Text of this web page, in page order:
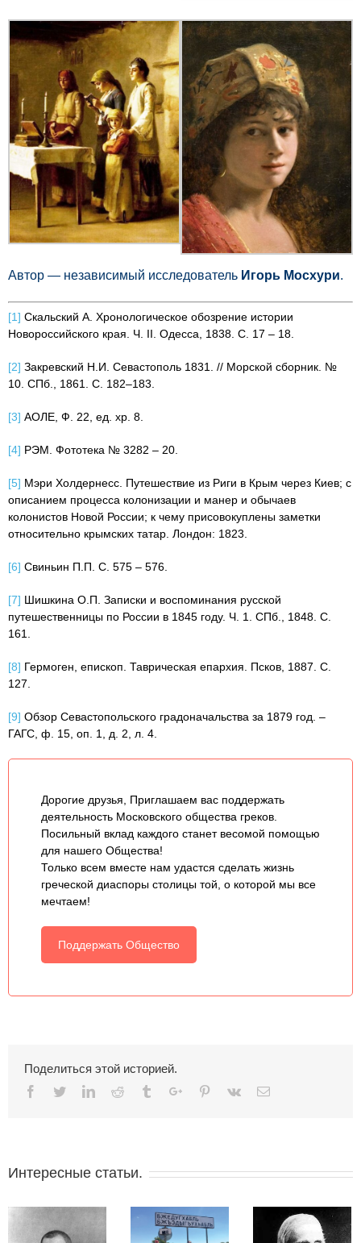
Автор — независимый исследователь Игорь Мосхури.
[1] Скальский А. Хронологическое обозрение истории
Новороссийского края. Ч. II. Одесса, 1838. С. 17 – 18.
[2] Закревский Н.И. Севастополь 1831. // Морской сборник. №
10. СПб., 1861. С. 182–183.
[3] АОЛЕ, Ф. 22, ед. хр. 8.
[4] РЭМ. Фототека № 3282 – 20.
[5] Мэри Холдернесс. Путешествие из Риги в Крым через Киев; с
описанием процесса колонизации и манер и обычаев
колонистов Новой России; к чему присовокуплены заметки
относительно крымских татар. Лондон: 1823.
[6] Свиньин П.П. С. 575 – 576.
[7] Шишкина О.П. Записки и воспоминания русской
путешественницы по России в 1845 году. Ч. 1. СПб., 1848. С.
161.
[8] Гермоген, епископ. Таврическая епархия. Псков, 1887. С.
127.
[9] Обзор Севастопольского градоначальства за 1879 год. –
ГАГС, ф. 15, оп. 1, д. 2, л. 4.
Дорогие друзья, Приглашаем вас поддержать
деятельность Московского общества греков.
Посильный вклад каждого станет весомой помощью
для нашего Общества!
Только всем вместе нам удастся сделать жизнь
греческой диаспоры столицы той, о которой мы все
мечтаем!
Поддержать Общество
Поделиться этой историей.
Facebook
TwitterLinkedinReddit TumblrGoogle+Pinterest
Vk Email
Интересные статьи.